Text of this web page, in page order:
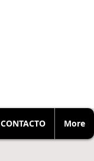
CONTACTO More